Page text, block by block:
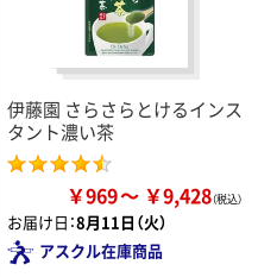
伊藤園 さらさらとけるインス
タント濃い茶
￥969 ￥9,428
お届け日：8月11日（火）
アスクル在庫商品